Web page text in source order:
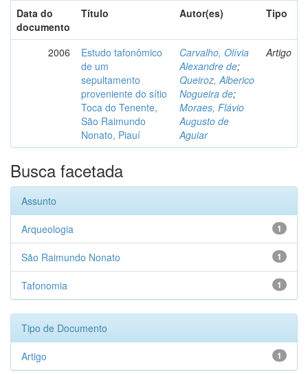
Data do
documento
Título Autor(es) Tipo
2006
Estudo tafonômico
de um
sepultamento
proveniente do sítio
Toca do Tenente,
São Raimundo
Nonato, Piauí
Carvalho, Olívia
Alexandre de;
Queiroz, Alberico
Nogueira de;
Moraes, Flávio
Augusto de
Aguiar
Artigo
Busca facetada
Assunto
1
Arqueologia
1
São Raimundo Nonato
1
Tafonomia
Tipo de Documento
1
Artigo